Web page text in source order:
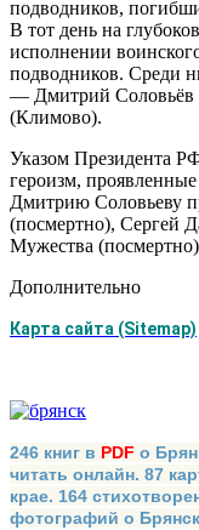
подводников,
В тот день на
исполнении
подводников. Среди
— Дмитрий Соловьёв
(Климово).
Указом Президента
героизм,
Дмитрию Соловьеву
(посмертно), Сергей
Мужества
Дополнительно
Карта сайта (Sitemap)
246 книг в PDF о
читать онлайн. 87
крае. 164
фотографий о